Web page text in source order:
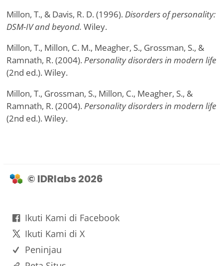
Millon, T., & Davis, R. D. (1996). Disorders of personality:
DSM-IV and beyond. Wiley.
Millon, T., Millon, C. M., Meagher, S., Grossman, S., &
Ramnath, R. (2004). Personality disorders in modern life
(2nd ed.). Wiley.
Millon, T., Grossman, S., Millon, C., Meagher, S., &
Ramnath, R. (2004). Personality disorders in modern life
(2nd ed.). Wiley.
© IDRlabs 2026
Ikuti Kami di Facebook
Ikuti Kami di X
Peninjau